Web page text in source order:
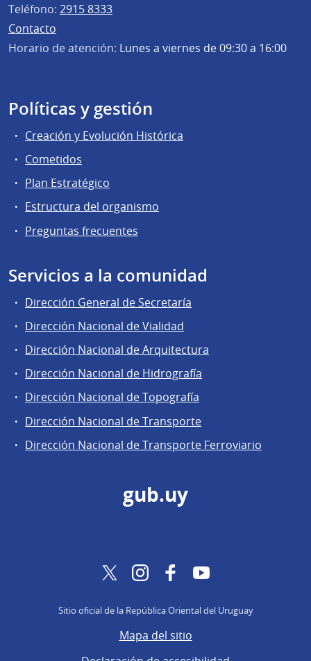
Teléfono: 2915 8333
Contacto
Horario de atención: Lunes a viernes de 09:30 a 16:00
Políticas y gestión
Creación y Evolución Histórica
Cometidos
Plan Estratégico
Estructura del organismo
Preguntas frecuentes
Servicios a la comunidad
Dirección General de Secretaría
Dirección Nacional de Vialidad
Dirección Nacional de Arquitectura
Dirección Nacional de Hidrografía
Dirección Nacional de Topografía
Dirección Nacional de Transporte
Dirección Nacional de Transporte Ferroviario
gub.uy
TwitterInstagramFacebookYouTube
Sitio oficial de la República Oriental del Uruguay
Mapa del sitio